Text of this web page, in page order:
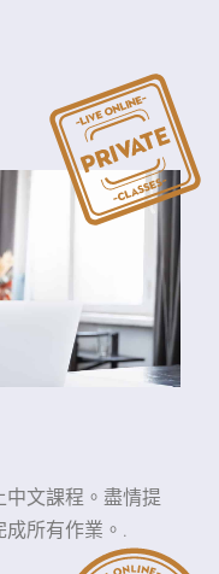
中文課程。盡情提
成所有作業。.